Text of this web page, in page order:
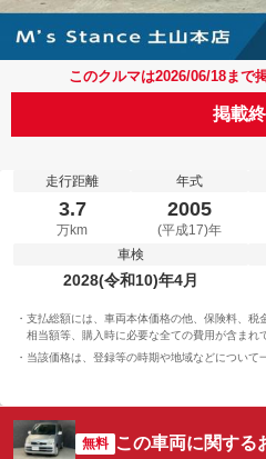
このクルマは2026/06/18まで
掲載
走行距離
3.7
万km
年式
2005
(平成17)年
車検
2028(令和10)年4月
支払総額には、車両本体価格の他、保険料、税
相当額等、購入時に必要な全ての費用が含まれ
当該価格は、登録等の時期や地域などについて
無料 この車両に関する